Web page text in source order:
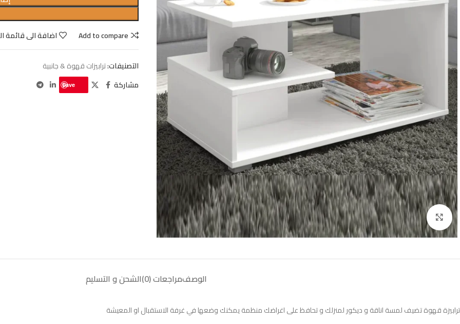
Click to enlarge
Add to compare اضافة الى قائمة
التصنيفات:ترابيزات قهوة & جانبية
مشاركة
Save
الوصفمراجعات (0) الشحن و التسليم
ترابيزة قهوة تضيف لمسة اناقة و ديكور لمنزلك و تحافظ على اغراضك منظمة يمكنك وضعها في غرفة الاستقبال او المعيشة